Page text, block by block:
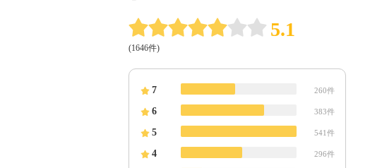
5.1
(1646件)
7 260件
6 383件
5 541件
4 296件